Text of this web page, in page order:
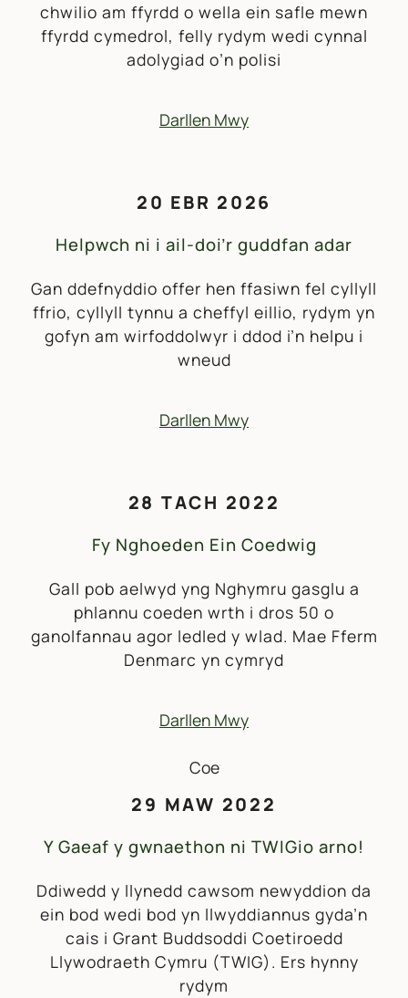
chwilio am ffyrdd o wella ein safle mewn
ffyrdd cymedrol, felly rydym wedi cynnal
adolygiad o’n polisi
Darllen Mwy
20 EBR 2026
Helpwch ni i ail-doi’r guddfan adar
Gan ddefnyddio offer hen ffasiwn fel cyllyll
ffrio, cyllyll tynnu a cheffyl eillio, rydym yn
gofyn am wirfoddolwyr i ddod i’n helpu i
wneud
Darllen Mwy
28 TACH 2022
Fy Nghoeden Ein Coedwig
Gall pob aelwyd yng Nghymru gasglu a
phlannu coeden wrth i dros 50 o
ganolfannau agor ledled y wlad. Mae Fferm
Denmarc yn cymryd
Darllen Mwy
29 MAW 2022
Y Gaeaf y gwnaethon ni TWIGio arno!
Ddiwedd y llynedd cawsom newyddion da
ein bod wedi bod yn llwyddiannus gyda’n
cais i Grant Buddsoddi Coetiroedd
Llywodraeth Cymru (TWIG). Ers hynny
rydym